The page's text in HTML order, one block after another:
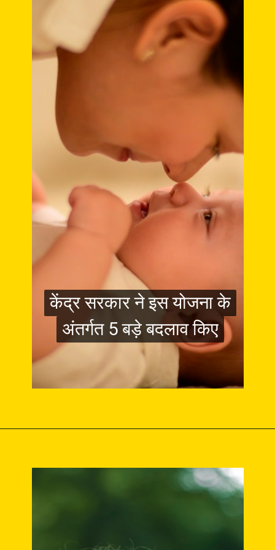
केंद्र सरकार ने इस योजना के
अंतर्गत 5 बड़े बदलाव किए
केंद्र सरकार ने इस योजना के
अंतर्गत 5 बड़े बदलाव किए